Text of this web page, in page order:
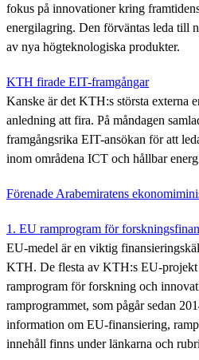
fokus på innovationer kring
energilagring. Den förväntas leda till
av nya högteknologiska produkter.
KTH firade EIT-framgångar
Kanske är det KTH:s största externa
anledning att fira. På måndagen
framgångsrika EIT-ansökan för att
inom områdena ICT och hållbar
Förenade Arabemiratens
1. EU ramprogram för
EU-medel är en viktig
KTH. De flesta av KTH:s EU-projekt
ramprogram för forskning och
ramprogrammet, som pågår sedan
information om EU-finansiering,
innehåll finns under länkarna och